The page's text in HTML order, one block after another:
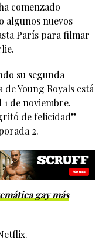
comenzado
algunos nuevos
París para filmar
su segunda
Young Royals está
de noviembre.
de felicidad”
2.
gay más